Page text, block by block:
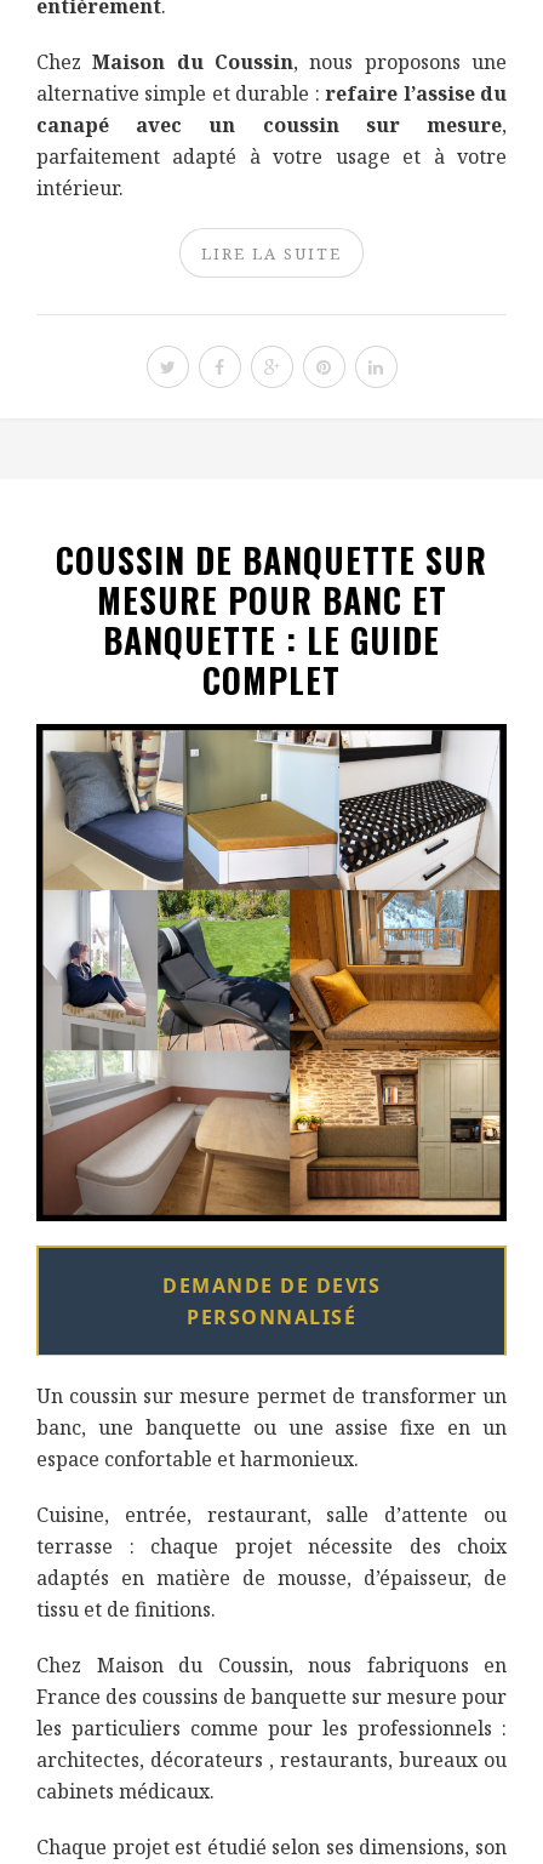
entièrement.
ChezMaison du Coussin, nous proposons une
alternative simple et durable :refaire l’assise du
canapé avec un coussin sur mesure,
parfaitement adapté à votre usage et à votre
intérieur.
LIRE LA SUITE
COUSSIN DE BANQUETTE SUR
MESURE POUR BANC ET
BANQUETTE : LE GUIDE
COMPLET
DEMANDE DE DEVIS
PERSONNALISÉ
Un coussin sur mesure permet de transformer un
banc, une banquette ou une assise fixe en un
espace confortable et harmonieux.
Cuisine, entrée, restaurant, salle d’attente ou
terrasse : chaque projet nécessite des choix
adaptés en matière de mousse, d’épaisseur, de
tissu et de finitions.
Chez Maison du Coussin, nous fabriquons en
France des coussins de banquette sur mesure pour
les particuliers comme pour les professionnels :
architectes, décorateurs , restaurants, bureaux ou
cabinets médicaux.
Chaque projet est étudié selon ses dimensions, son